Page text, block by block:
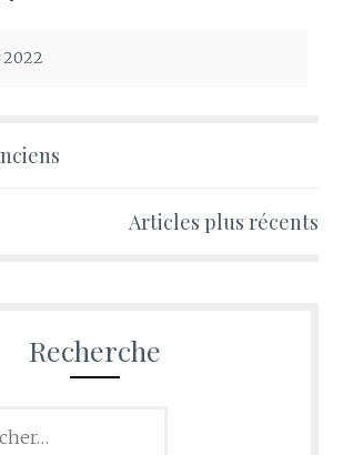
Articles plus récents
Recherche